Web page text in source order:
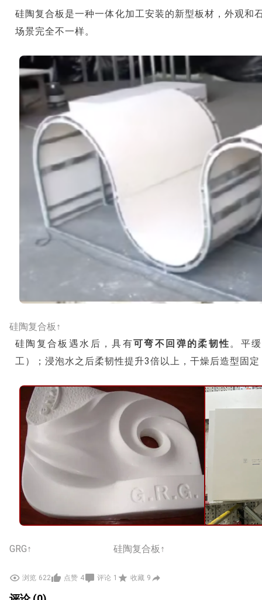
硅陶复合板是一种一体化加工安装的新型板材，外观和
场景完全不一样。
硅陶复合板↑
硅陶复合板遇水后，具有可弯不回弹的柔韧性。平
工）；浸泡水之后柔韧性提升3倍以上，干燥后造型固
GRG↑ 硅陶复合板↑
中最在意的几个点对比着说，和常用的GRG比，优势在
浏览 622 点赞 4 评论 1 收藏 9